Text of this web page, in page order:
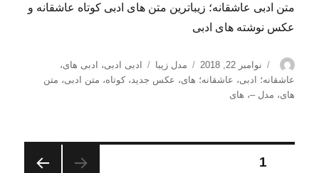
متن ادبی عاشقانه؛ زیباترین متن های ادبی کوتاه عاشقانه و
عکس نوشته های ادبی
نویسنده
ارسال
شده
در
نوامبر 22, 2018 دسته‌ها
مدل زیبا برچسب‌ها
ادبی ادبی، ادبی های،
عاشقانه؛ ادبی، عاشقانه؛ های، عکس جدید ،کوتاه، متن ادبی، متن
های، مدل –، های
صفحه‌بندی
1